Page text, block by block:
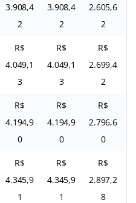
3.908,4
2
3.908,4
2
2.605,6
2
R$
4.049,1
3
R$
4.049,1
3
R$
2.699,4
2
R$
4.194,9
0
R$
4.194,9
0
R$
2.796,6
0
R$
4.345,9
1
R$
4.345,9
1
R$
2.897,2
8